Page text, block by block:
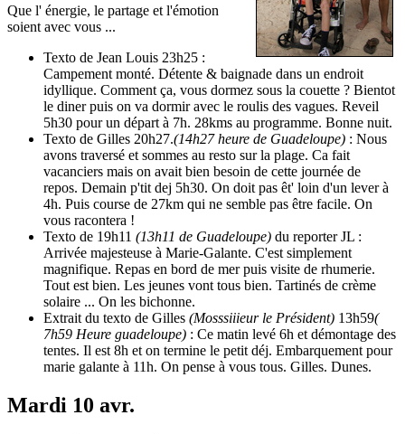
Que l' énergie, le partage et l'émotion
soient avec vous ...
Texto de Jean Louis 23h25 :
Campement monté. Détente & baignade dans un endroit
idyllique. Comment ça, vous dormez sous la couette ? Bientot
le diner puis on va dormir avec le roulis des vagues. Reveil
5h30 pour un départ à 7h. 28kms au programme. Bonne nuit.
Texto de Gilles 20h27.(14h27 heure de Guadeloupe) : Nous
avons traversé et sommes au resto sur la plage. Ca fait
vacanciers mais on avait bien besoin de cette journée de
repos. Demain p'tit dej 5h30. On doit pas êt' loin d'un lever à
4h. Puis course de 27km qui ne semble pas être facile. On
vous racontera !
Texto de 19h11 (13h11 de Guadeloupe) du reporter JL :
Arrivée majesteuse à Marie-Galante. C'est simplement
magnifique. Repas en bord de mer puis visite de rhumerie.
Tout est bien. Les jeunes vont tous bien. Tartinés de crème
solaire ... On les bichonne.
Extrait du texto de Gilles (Mosssiiieur le Président) 13h59(
7h59 Heure guadeloupe) : Ce matin levé 6h et démontage des
tentes. Il est 8h et on termine le petit déj. Embarquement pour
marie galante à 11h. On pense à vous tous. Gilles. Dunes.
Mardi 10 avr.